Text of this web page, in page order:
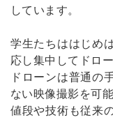
しています。
学生たちははじめ
応し集中してドロ
ドローンは普通の
ない映像撮影を可
値段や技術も従来